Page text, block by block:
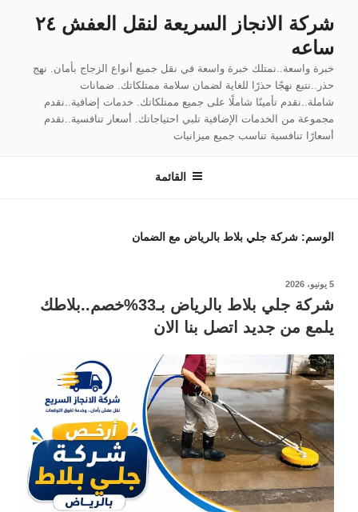
المحتوى
شركة الانجاز السريعة لنقل العفش ٢٤
ساعه
خبرة واسعة..نمتلك خبرة واسعة في نقل جميع أنواع الزجاج بأمان. نهج
حذر..نتبع نهجًا حذرًا للغاية لضمان سلامة ممتلكاتك. ضمانات
شاملة..نقدم تأمينًا شاملًا على جميع ممتلكاتك. خدمات إضافية..نقدم
مجموعة من الخدمات الإضافية تلبي احتياجاتك. أسعار تنافسية..نقدم
أسعارًا تنافسية تناسب جميع ميزانيات
القائمة
الوسم: شركة جلي بلاط بالرياض مع الضمان
نُشر
5 يونيو، 2026
شركة جلي بلاط بالرياض بـ33%خصم..بلاطك
يلمع من جديد اتصل بنا الان